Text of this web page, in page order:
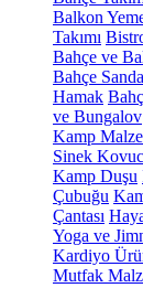
Balkon
Takımı
Bahçe ve
Bahçe
Hamak
ve Bungalov
Kamp
Sinek
Kamp Duşu
Çubuğu
Çantası
Yoga ve
Kardiyo
Mutfak